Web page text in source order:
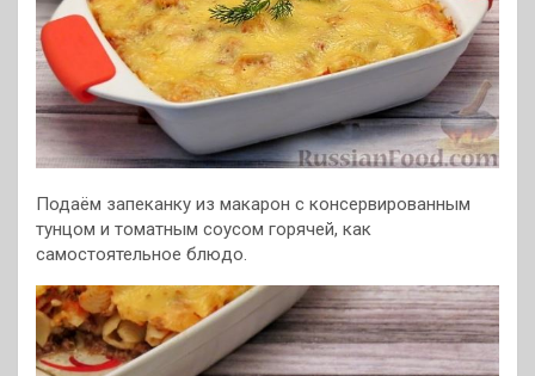
Подаём запеканку из макарон с консервированным
тунцом и томатным соусом горячей, как
самостоятельное блюдо.